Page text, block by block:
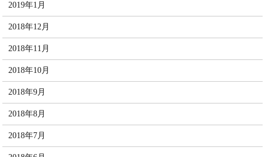
2019年1月
2018年12月
2018年11月
2018年10月
2018年9月
2018年8月
2018年7月